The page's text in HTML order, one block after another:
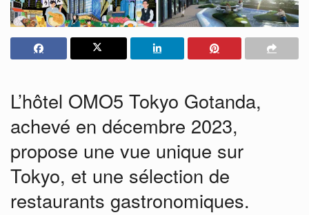
L’hôtel OMO5 Tokyo Gotanda,
achevé en décembre 2023,
propose une vue unique sur
Tokyo, et une sélection de
restaurants gastronomiques.